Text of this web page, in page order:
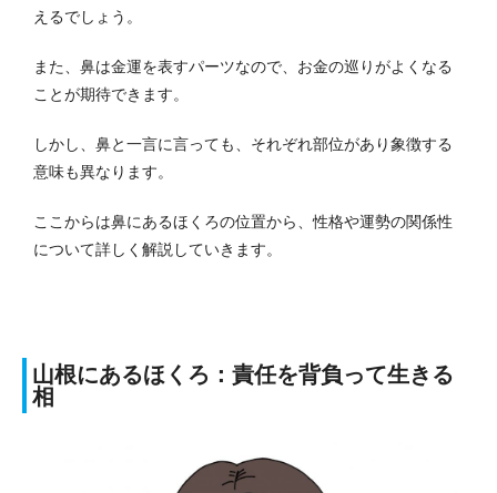
えるでしょう。
また、鼻は金運を表すパーツなので、お金の巡りがよくなる
ことが期待できます。
しかし、鼻と一言に言っても、それぞれ部位があり象徴する
意味も異なります。
ここからは鼻にあるほくろの位置から、性格や運勢の関係性
について詳しく解説していきます。
山根にあるほくろ：責任を背負って生きる
相